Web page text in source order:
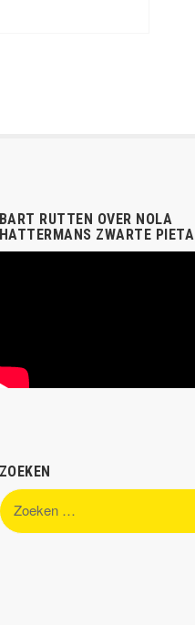
BART RUTTEN OVER NOLA
HATTERMANS ZWARTE PIETA
ZOEKEN
Zoeken
naar: